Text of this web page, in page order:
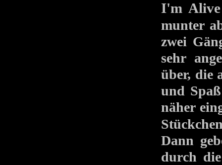
I'm Alive
munter
zwei
sehr
über, die
und
näher
Dann
durch